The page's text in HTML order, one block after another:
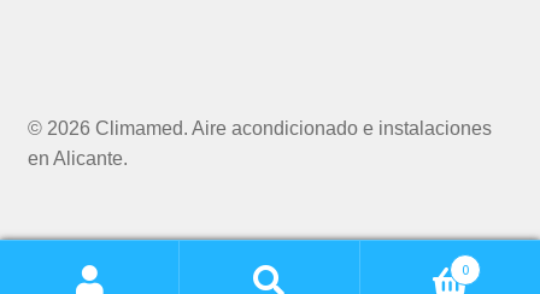
© 2026 Climamed. Aire acondicionado e instalaciones
en Alicante.
0